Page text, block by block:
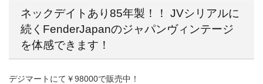
ネックデイトあり85年製！！ JVシリアルに
続くFenderJapanのジャパンヴィンテージ
を体感できます！
デジマートにて￥98000で販売中！